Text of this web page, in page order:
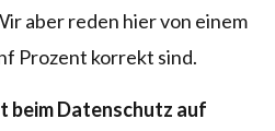
aber reden hier von einem
Prozent korrekt sind.
beim Datenschutz auf